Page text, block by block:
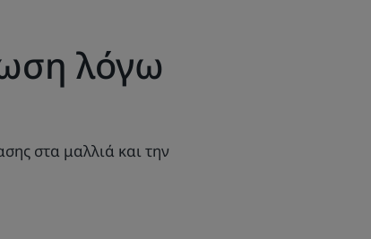
λόγω
στα μαλλιά και την